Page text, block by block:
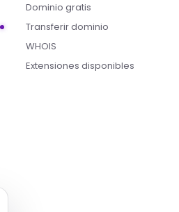
Dominio gratis
Transferir dominio
WHOIS
Extensiones disponibles